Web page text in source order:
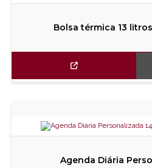
Bolsa térmica 13
Agenda Diária